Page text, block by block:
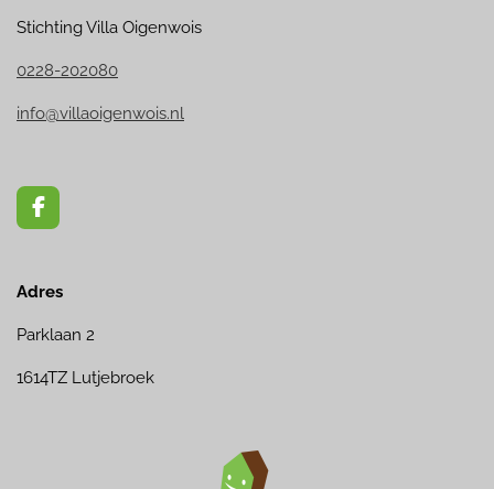
Stichting Villa Oigenwois
0228-202080
info@villaoigenwois.nl
F
a
b
o
Adres
Parklaan 2
1614TZ Lutjebroek